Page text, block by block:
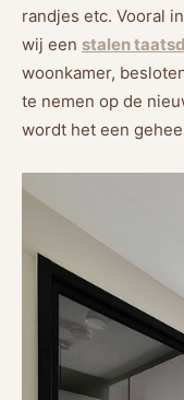
randjes etc. Vooral
wij een stalen
woonkamer,
te nemen op de
wordt het een